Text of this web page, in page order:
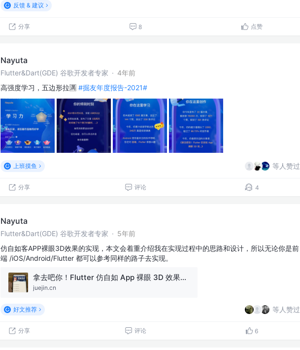
反馈 & 建议
分享 8 点赞
Nayuta
Flutter&Dart(GDE) 谷歌开发者专家 · 4年前
高强度学习，五边形拉🈵 #掘友年度报告-2021#
上班摸鱼 等人赞过
分享 评论 4
Nayuta
Flutter&Dart(GDE) 谷歌开发者专家 · 5年前
仿自如客APP裸眼3D效果的实现，本文会着重介绍我在实现过程中的思路和设计，所以无论你是前
端 /iOS/Android/Flutter 都可以参考同样的路子去实现。
拿去吧你！Flutter 仿自如 App 裸眼 3D 效果｜ 8月更文挑战
juejin.cn
好文推荐 等人赞过
分享 评论 6